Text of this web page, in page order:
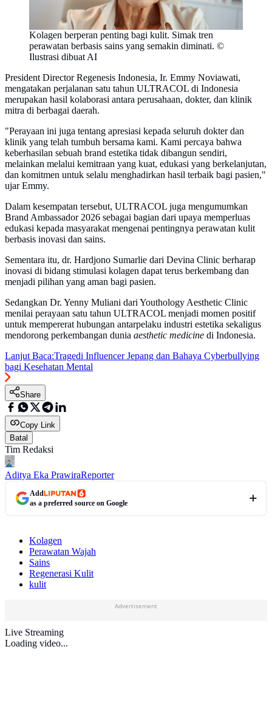
Kolagen berperan penting bagi kulit. Simak tren
perawatan berbasis sains yang semakin diminati. ©
Ilustrasi dibuat AI
President Director Regenesis Indonesia, Ir. Emmy Noviawati,
mengatakan perjalanan satu tahun ULTRACOL di Indonesia
merupakan hasil kolaborasi antara perusahaan, dokter, dan klinik
mitra di berbagai daerah.
"Perayaan ini juga tentang apresiasi kepada seluruh dokter dan
klinik yang telah tumbuh bersama kami. Kami percaya bahwa
keberhasilan sebuah brand estetika tidak dibangun sendiri,
melainkan melalui kemitraan yang kuat, edukasi yang berkelanjutan,
dan komitmen untuk selalu menghadirkan hasil terbaik bagi pasien,"
ujar Emmy.
Dalam kesempatan tersebut, ULTRACOL juga mengumumkan
Brand Ambassador 2026 sebagai bagian dari upaya memperluas
edukasi kepada masyarakat mengenai pentingnya perawatan kulit
berbasis inovasi dan sains.
Sementara itu, dr. Hardjono Sumarlie dari Devina Clinic berharap
inovasi di bidang stimulasi kolagen dapat terus berkembang dan
menjadi pilihan yang aman bagi pasien.
Sedangkan Dr. Yenny Muliani dari Youthology Aesthetic Clinic
menilai perayaan satu tahun ULTRACOL menjadi momen positif
untuk mempererat hubungan antarpelaku industri estetika sekaligus
mendorong perkembangan dunia aesthetic medicine di Indonesia.
Lanjut Baca:Tragedi Influencer Jepang dan Bahaya Cyberbullying
bagi Kesehatan Mental
Share
Copy Link
Batal
Tim Redaksi
Aditya Eka PrawiraReporter
Add
as a preferred source on Google
Kolagen
Perawatan Wajah
Sains
Regenerasi Kulit
kulit
Advertisement
Live Streaming
Loading video...